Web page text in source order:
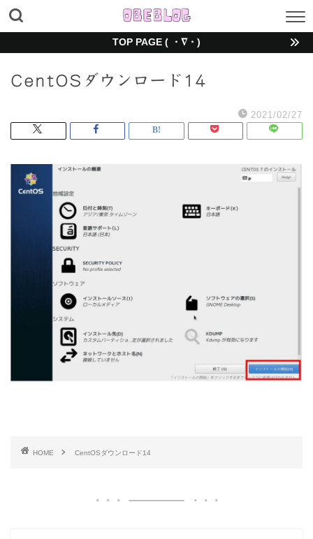
TOP PAGE ( ・∇・)
CentOSダウンロード14
2021/02/27
HOME CentOSダウンロード14